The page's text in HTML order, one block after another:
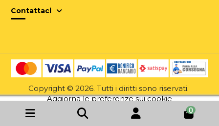
0
Contattaci
Copyright © 2026. Tutti i diritti sono riservati.
Aggiorna le preferenze sui cookie